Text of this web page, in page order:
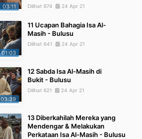
03:11 Dilihat 674 24 Apr 21
01:03
11 Ucapan Bahagia Isa Al-
Masih - Bulusu
Dilihat 641 24 Apr 21
03:39
12 Sabda Isa Al-Masih di
Bukit - Bulusu
Dilihat 621 24 Apr 21
13 Diberkahilah Mereka yang
Mendengar & Melakukan
Perkataan Isa Al-Masih - Bulusu